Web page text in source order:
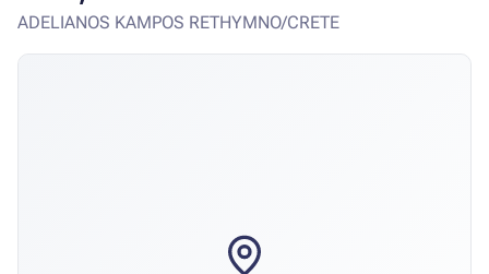
ADELIANOS KAMPOS RETHYMNO/CRETE